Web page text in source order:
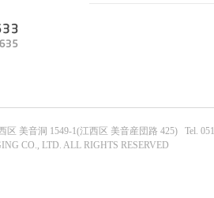
美音洞 1549-1(江西区 美音産団路 425) Tel.
CO., LTD. ALL RIGHTS RESERVED